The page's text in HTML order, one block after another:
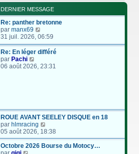
DERNIER MESSAGE
Re: panther bretonne
par manx69
o
n
s
l
e
r
n
e
31 juil. 2026, 06:59
Re: En léger différé
par Pachi
o
e
r
l
e
d
e
06 août 2026, 23:31
ROUE AVANT SEELEY DISQUE en 18
par hlmracing
o
n
s
05 août 2026, 18:38
Octobre 2026 Bourse du Motocy…